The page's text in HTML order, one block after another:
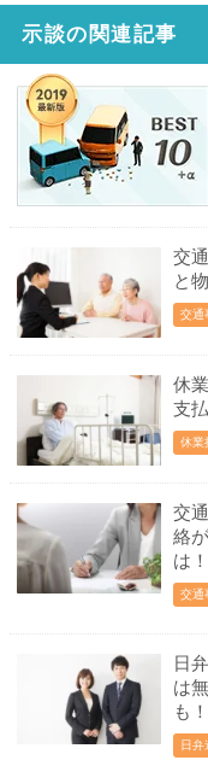
示談の関連記事
交
と
交通
休
支
休業
交
絡
は
交通
日
は
も！
日